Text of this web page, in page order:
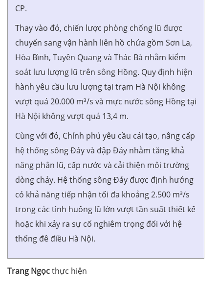
CP.
Thay vào đó, chiến lược phòng chống lũ được
chuyển sang vận hành liên hồ chứa gồm Sơn La,
Hòa Bình, Tuyên Quang và Thác Bà nhằm kiểm
soát lưu lượng lũ trên sông Hồng. Quy định hiện
hành yêu cầu lưu lượng tại trạm Hà Nội không
vượt quá 20.000 m³/s và mực nước sông Hồng tại
Hà Nội không vượt quá 13,4 m.
Cùng với đó, Chính phủ yêu cầu cải tạo, nâng cấp
hệ thống sông Đáy và đập Đáy nhằm tăng khả
năng phân lũ, cấp nước và cải thiện môi trường
dòng chảy. Hệ thống sông Đáy được định hướng
có khả năng tiếp nhận tối đa khoảng 2.500 m³/s
trong các tình huống lũ lớn vượt tần suất thiết kế
hoặc khi xảy ra sự cố nghiêm trọng đối với hệ
thống đê điều Hà Nội.
Trang Ngọcthực hiện